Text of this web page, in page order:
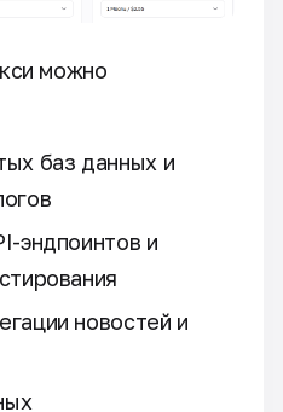
можно
баз данных и
эндпоинтов и
новостей и